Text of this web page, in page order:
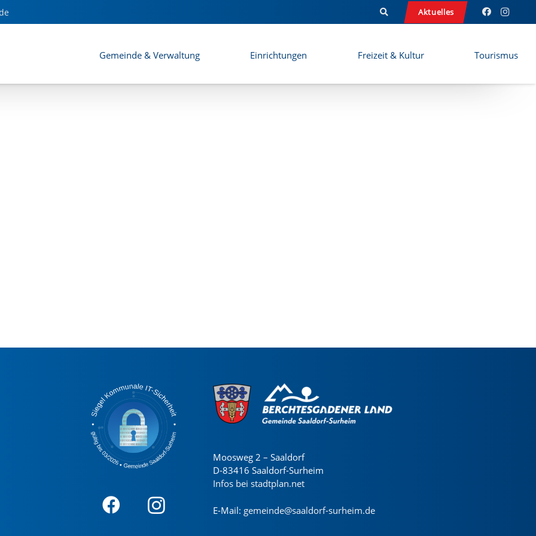
Aktuelles
Gemeinde & Verwaltung Einrichtungen Freizeit & Kultur Tourismus
Moosweg 2 – Saaldorf
D-83416 Saaldorf-Surheim
Infos bei stadtplan.net
E-Mail: gemeinde@saaldorf-surheim.de